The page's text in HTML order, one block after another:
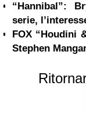
“Hannibal”:
serie,
FOX “Houdini
Stephen